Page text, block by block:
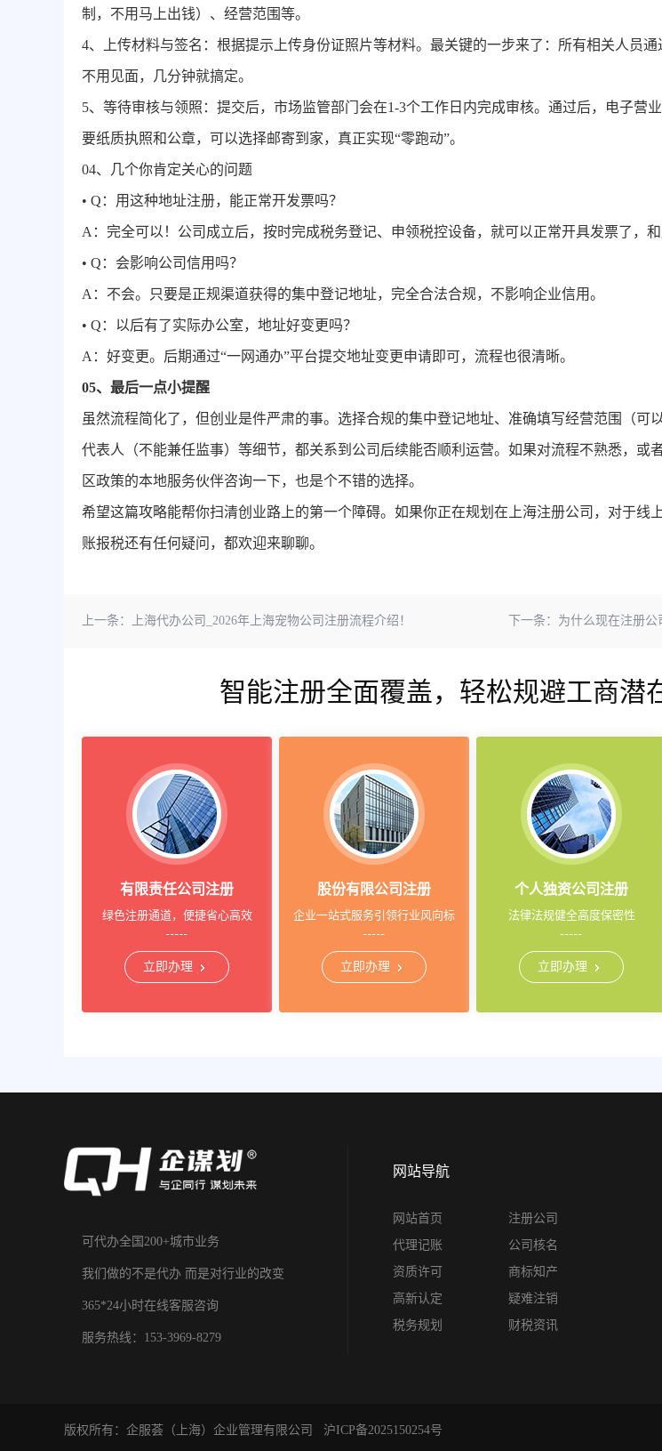
制，不用马上出钱）、经营范围等。
4、上传材料与签名：根据提示上传身份证照片等材料。最关键的一步来了：所有相关人员通
不用见面，几分钟就搞定。
5、等待审核与领照：提交后，市场监管部门会在1-3个工作日内完成审核。通过后，电子营
要纸质执照和公章，可以选择邮寄到家，真正实现“零跑动”。
04、 几个你肯定关心的问题
• Q：用这种地址注册，能正常开发票吗？
A：完全可以！公司成立后，按时完成税务登记、申领税控设备，就可以正常开具发票了，
• Q：会影响公司信用吗？
A：不会。只要是正规渠道获得的集中登记地址，完全合法合规，不影响企业信用。
• Q：以后有了实际办公室，地址好变更吗？
A：好变更。后期通过“一网通办”平台提交地址变更申请即可，流程也很清晰。
05、 最后一点小提醒
虽然流程简化了，但创业是件严肃的事。选择合规的集中登记地址、准确填写经营范围（可
代表人（不能兼任监事）等细节，都关系到公司后续能否顺利运营。如果对流程不熟悉，或
区政策的本地服务伙伴咨询一下，也是个不错的选择。
希望这篇攻略能帮你扫清创业路上的第一个障碍。如果你正在规划在上海注册公司，对于线
账报税还有任何疑问，都欢迎来聊聊。
上一条： 上海代办公司_2026年上海宠物公司注册流程介绍！ 下一条： 为什么现在注册公司容
智能注册全面覆盖，轻松规避工商潜
有限责任公司注册
绿色注册通道，便捷省心高效
立即办理
股份有限公司注册
企业一站式服务引领行业风向标
立即办理
个人独资公司注册
法律法规健全高度保密性
立即办理
可代办全国200+城市业务
我们做的不是代办 而是对行业的改变
365*24小时在线客服咨询
服务热线：153-3969-8279
网站导航
网站首页
注册公司
代理记账
公司核名
资质许可
商标知产
高新认定
疑难注销
税务规划
财税资讯
版权所有：企服荟（上海）企业管理有限公司 沪ICP备2025150254号